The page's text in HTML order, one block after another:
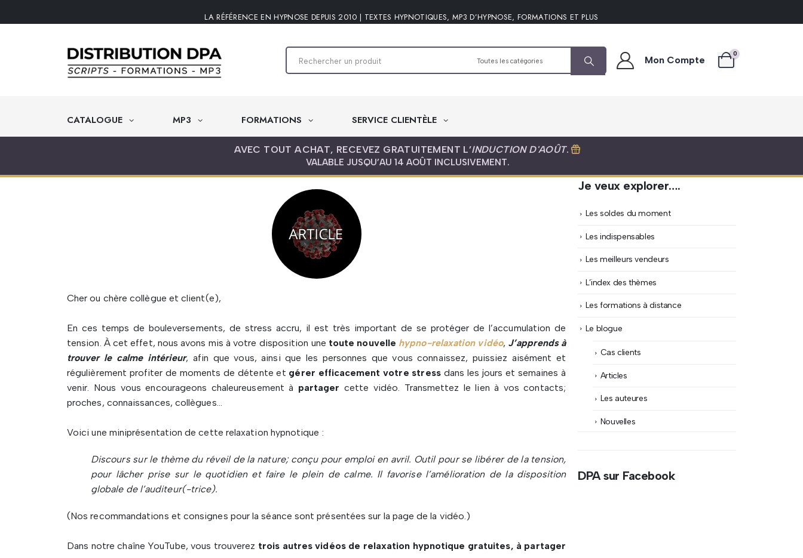
LA RÉFÉRENCE EN HYPNOSE DEPUIS 2010 | TEXTES HYPNOTIQUES, MP3 D’HYPNOSE, FORMATIONS ET PLUS
Mon Compte
0
CATALOGUE MP3 FORMATIONS SERVICE CLIENTÈLE
AVEC TOUT ACHAT, RECEVEZ GRATUITEMENT L’INDUCTION D'AOÛT.
VALABLE JUSQU’AU 14 AOÛT INCLUSIVEMENT.
Cher ou chère collègue et client(e),
En ces temps de bouleversements, de stress accru, il est très important de se protéger de l’accumulation de
tension. À cet effet, nous avons mis à votre disposition une toute nouvelle hypno-relaxation vidéo, J’apprends à
trouver le calme intérieur, afin que vous, ainsi que les personnes que vous connaissez, puissiez aisément et
régulièrement profiter de moments de détente et gérer efficacement votre stressdans les jours et semaines à
venir. Nous vous encourageons chaleureusement à partager cette vidéo. Transmettez le lien à vos contacts;
proches, connaissances, collègues…
Voici une miniprésentation de cette relaxation hypnotique :
Discours sur le thème du réveil de la nature; conçu pour emploi en avril. Outil pour se libérer de la tension,
pour lâcher prise sur le quotidien et faire le plein de calme. Il favorise l’amélioration de la disposition
globale de l’auditeur(-trice).
(Nos recommandations et consignes pour la séance sont présentées sur la page de la vidéo.)
Dans notre chaîne YouTube, vous trouverez trois autres vidéos de relaxation hypnotique gratuites, à partager
Je veux explorer….
Les soldes du moment
Les indispensables
Les meilleurs vendeurs
L’index des thèmes
Les formations à distance
Le blogue
Cas clients
Articles
Les auteures
Nouvelles
DPA sur Facebook